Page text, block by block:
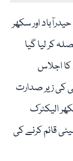
اور سکھر
کر لیا گیا
اجلاس
کی زیر صدارت
الیکٹرک
قائم کرنے کی